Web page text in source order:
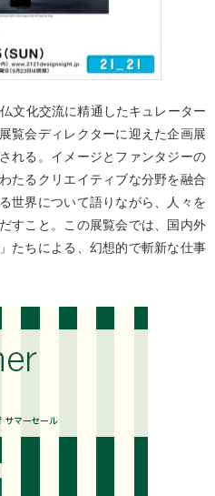
文化交流に精通したキュレーター
覧会ディレクターに迎えた企画展
れる。イメージとファンタジーの
たるクリエイティブな分野を融合
世界について語りながら、人々を
すこと。この展覧会では、国内外
たちによる、幻想的で斬新な仕事